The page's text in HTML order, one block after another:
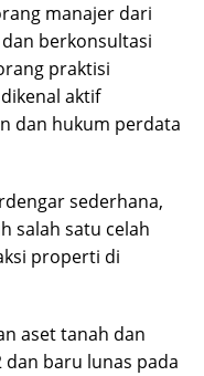
manajer dari
berkonsultasi
praktisi
aktif
dan hukum perdata
sederhana,
salah satu celah
properti di
aset tanah dan
baru lunas pada